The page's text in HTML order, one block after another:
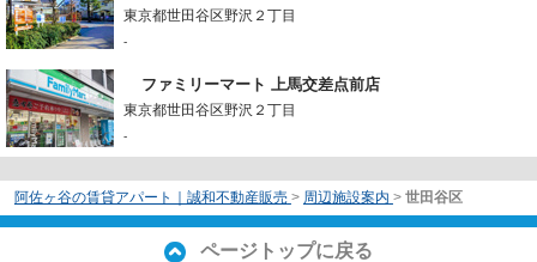
東京都世田谷区野沢２丁目
-
ファミリーマート 上馬交差点前店
東京都世田谷区野沢２丁目
-
阿佐ヶ谷の賃貸アパート｜誠和不動産販売 > 周辺施設案内 > 世田谷区
ページトップに戻る